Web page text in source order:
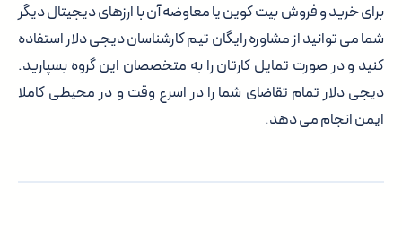
برای خرید و فروش بیت کوین یا معاوضه آن با ارزهای دیجیتال دیگر
شما می توانید از مشاوره رایگان تیم کارشناسان دیجی دلار استفاده
کنید و در صورت تمایل کارتان را به متخصصان این گروه بسپارید.
دیجی دلار تمام تقاضای شما را در اسرع وقت و در محیطی کاملا
ایمن انجام می دهد.